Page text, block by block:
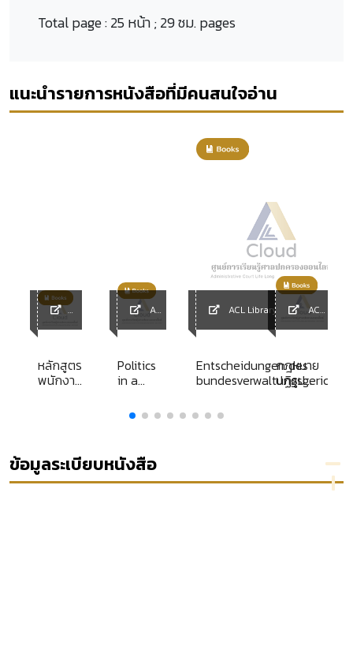
Total page :25 หน้า ; 29 ซม. pages
แนะนำรายการหนังสือที่มีคนสนใจอ่าน
หลักสูตร
พนักงาน
Politics
in a
world
ACL Library
Entscheidungen des
bundesverwaltungsgerichts
กฎหมาย
ปฏิรูป
ข้อมูลระเบียบหนังสือ